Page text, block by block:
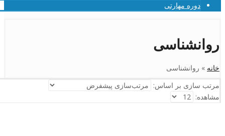
دوره مهارتی
روانشناسی
خانه » روانشناسی
مرتب سازی بر اساس:
مشاهده: